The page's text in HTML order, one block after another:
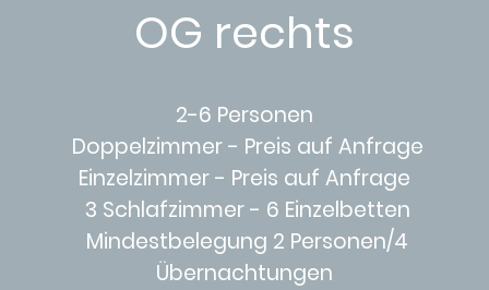
OG rechts
2-6 Personen
Doppelzimmer - Preis auf Anfrage
Einzelzimmer - Preis auf Anfrage
3 Schlafzimmer - 6 Einzelbetten
Mindestbelegung 2 Personen/4
Übernachtungen